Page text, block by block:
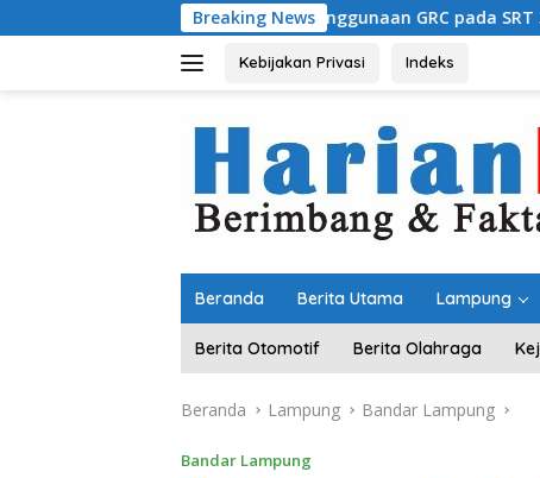
ke
Breaking News
Penggunaan GRC pada SRT 3 Lampung Rp453 Miliar
Kebijakan Privasi Indeks
Beranda Berita Utama Lampung
Berita Otomotif Berita Olahraga
Beranda Lampung Bandar Lampung
Bandar Lampung